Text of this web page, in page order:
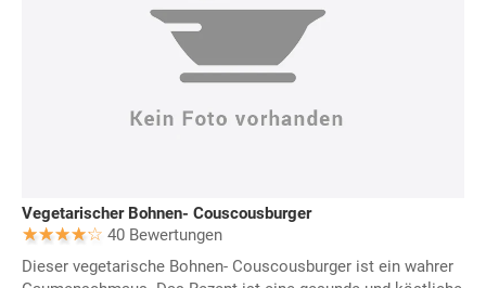
Vegetarischer Bohnen- Couscousburger
40 Bewertungen
Dieser vegetarische Bohnen- Couscousburger ist ein wahrer